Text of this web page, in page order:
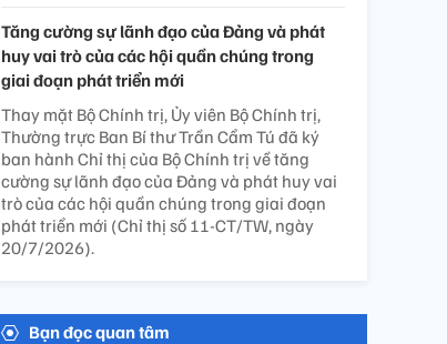
Tăng cường sự lãnh đạo của Đảng và phát
huy vai trò của các hội quần chúng trong
giai đoạn phát triển mới
Thay mặt Bộ Chính trị, Ủy viên Bộ Chính trị,
Thường trực Ban Bí thư Trần Cẩm Tú đã ký
ban hành Chỉ thị của Bộ Chính trị về tăng
cường sự lãnh đạo của Đảng và phát huy vai
trò của các hội quần chúng trong giai đoạn
phát triển mới (Chỉ thị số 11-CT/TW, ngày
20/7/2026).
Bạn đọc quan tâm